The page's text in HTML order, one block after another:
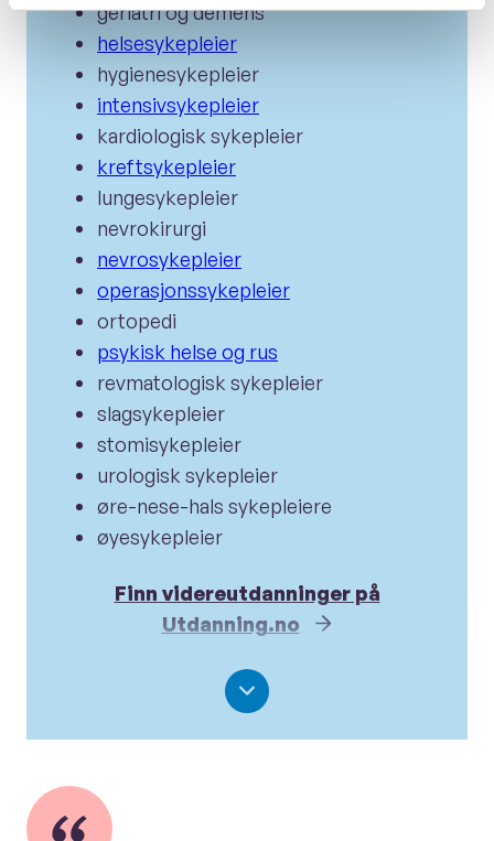
geriatri og demens
helsesykepleier
hygienesykepleier
intensivsykepleier
kardiologisk sykepleier
kreftsykepleier
lungesykepleier
nevrokirurgi
nevrosykepleier
operasjonssykepleier
ortopedi
psykisk helse og rus
revmatologisk sykepleier
slagsykepleier
stomisykepleier
urologisk sykepleier
øre-nese-hals sykepleiere
øyesykepleier
Finn videreutdanninger på
Utdanning.no